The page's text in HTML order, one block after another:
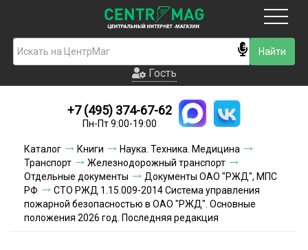
Гость
Новинки
Условия доставки
Условия оплаты
Контакты
Гость
+7 (495) 374-67-62
Пн-Пт 9:00-19:00
Каталог Книги
Наука. Техника. Медицина
Транспорт
Железнодорожный транспорт
Отдельные документы
Документы ОАО "РЖД", МПС
РФ
СТО РЖД 1.15.009-2014 Система управления
пожарной безопасностью в ОАО "РЖД". Основные
положения 2026 год. Последняя редакция